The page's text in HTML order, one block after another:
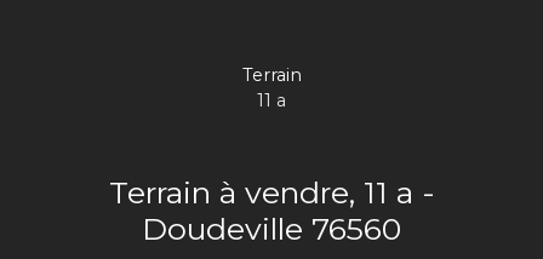
Terrain
11 a
Terrain à vendre, 11 a -
Doudeville 76560